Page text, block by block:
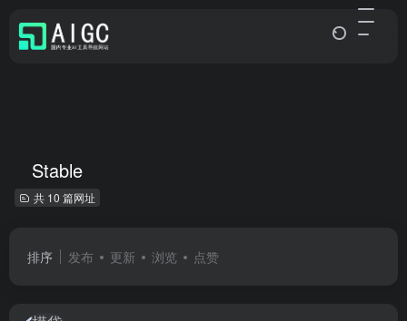
Stable
共 10 篇网址
排序 发布 更新 浏览 点赞